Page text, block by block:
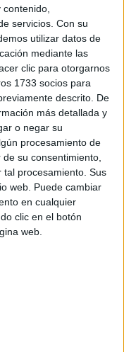
servicios. Con su
utilizar datos de
mediante las
clic para otorgarnos
1733 socios para
descrito. De
más detallada y
o negar su
procesamiento de
su consentimiento,
procesamiento. Sus
web. Puede cambiar
en cualquier
clic en el botón
web.
mayores en
A lo que se
cubierto de agua
horas del
también
la mayor parte de
en Sevilla se
SE-020 por
a la altura de
de la
ya se ha